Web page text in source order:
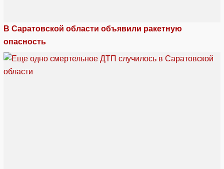
В Саратовской области объявили ракетную
опасность